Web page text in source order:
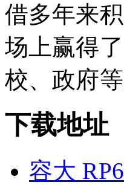
借多年来
场上赢得
校、政府
下载地址
容大